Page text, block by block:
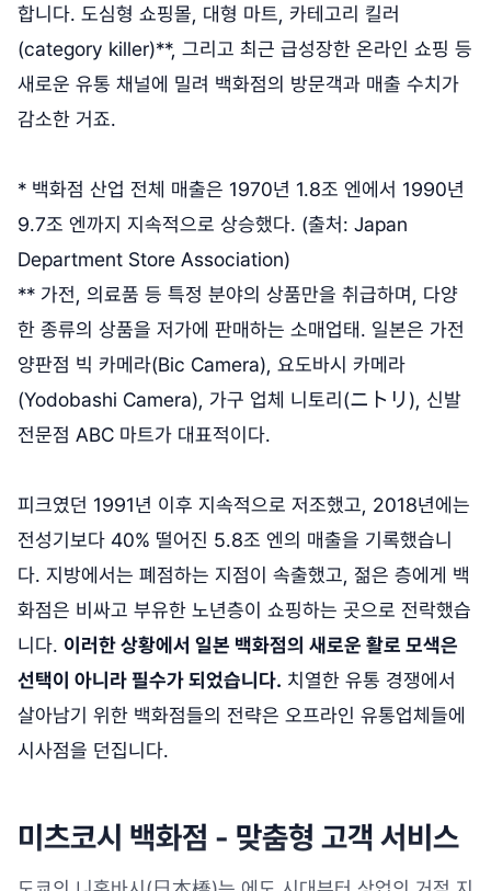
합니다. 도심형 쇼핑몰, 대형 마트, 카테고리 킬러
(category killer)**, 그리고 최근 급성장한 온라인 쇼핑 등
새로운 유통 채널에 밀려 백화점의 방문객과 매출 수치가
감소한 거죠.
* 백화점 산업 전체 매출은 1970년 1.8조 엔에서 1990년
9.7조 엔까지 지속적으로 상승했다. (출처: Japan
Department Store Association)
** 가전, 의료품 등 특정 분야의 상품만을 취급하며, 다양
한 종류의 상품을 저가에 판매하는 소매업태. 일본은 가전
양판점 빅 카메라(Bic Camera), 요도바시 카메라
(Yodobashi Camera), 가구 업체 니토리(ニトリ), 신발
전문점 ABC 마트가 대표적이다.
피크였던 1991년 이후 지속적으로 저조했고, 2018년에는
전성기보다 40% 떨어진 5.8조 엔의 매출을 기록했습니
다. 지방에서는 폐점하는 지점이 속출했고, 젊은 층에게 백
화점은 비싸고 부유한 노년층이 쇼핑하는 곳으로 전락했습
니다. 이러한 상황에서 일본 백화점의 새로운 활로 모색은
선택이 아니라 필수가 되었습니다. 치열한 유통 경쟁에서
살아남기 위한 백화점들의 전략은 오프라인 유통업체들에
시사점을 던집니다.
미츠코시 백화점 - 맞춤형 고객 서비스